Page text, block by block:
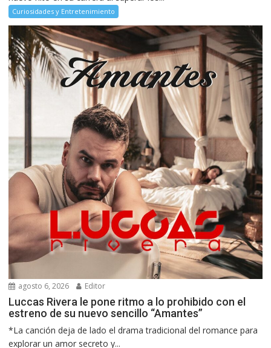
Curiosidades y Entretenimiento
agosto 6, 2026 Editor
Luccas Rivera le pone ritmo a lo prohibido con el
estreno de su nuevo sencillo “Amantes”
*La canción deja de lado el drama tradicional del romance para
explorar un amor secreto y...